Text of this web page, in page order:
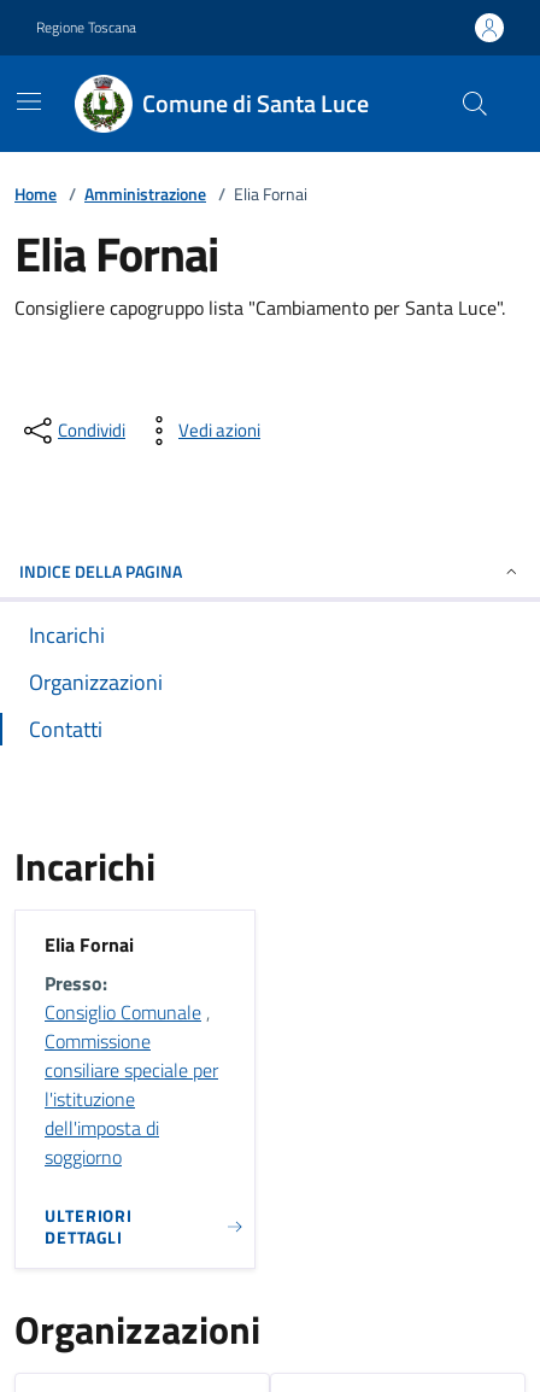
Regione Toscana
Comune di Santa Luce
Home / Amministrazione / Elia Fornai
Elia Fornai
Descrizione breve
Consigliere capogruppo lista "Cambiamento per Santa Luce".
Condividi Vedi azioni
INDICE DELLA PAGINA
Incarichi
Organizzazioni
Contatti
Incarichi
Elia Fornai
Presso:
Consiglio Comunale ,
Commissione
consiliare speciale per
l'istituzione
dell'imposta di
soggiorno
ULTERIORI
DETTAGLI
Organizzazioni